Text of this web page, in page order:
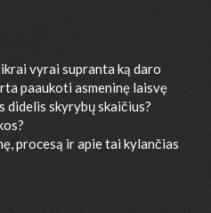
vyrai supranta ką daro
paaukoti asmeninę laisvę
didelis skyrybų skaičius?
procesą ir apie tai kylančias